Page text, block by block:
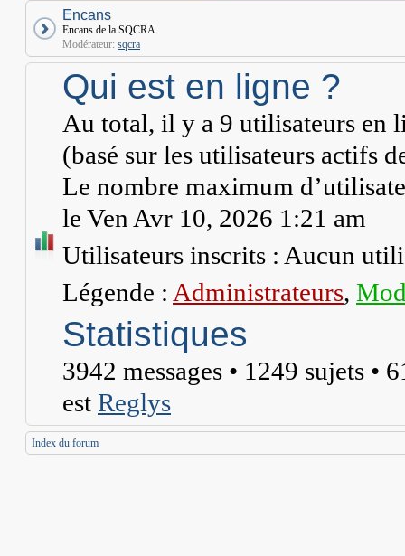
Encans
Encans de la SQCRA
Modérateur: sqcra
Qui est en ligne ?
Au total, il y a 9 utilisateurs en
(basé sur les utilisateurs actifs
Le nombre maximum
le Ven Avr 10, 2026 1:21 am
Utilisateurs inscrits : Aucun
Légende : Administrateurs,
Statistiques
3942 messages • 1249 sujets •
est Reglys
Index du forum